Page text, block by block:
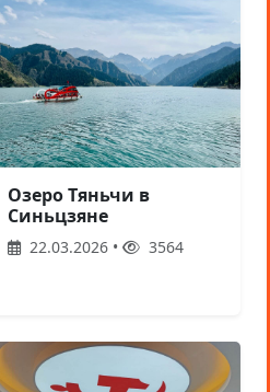
Озеро Тяньчи в
Синьцзяне
22.03.2026 • 3564